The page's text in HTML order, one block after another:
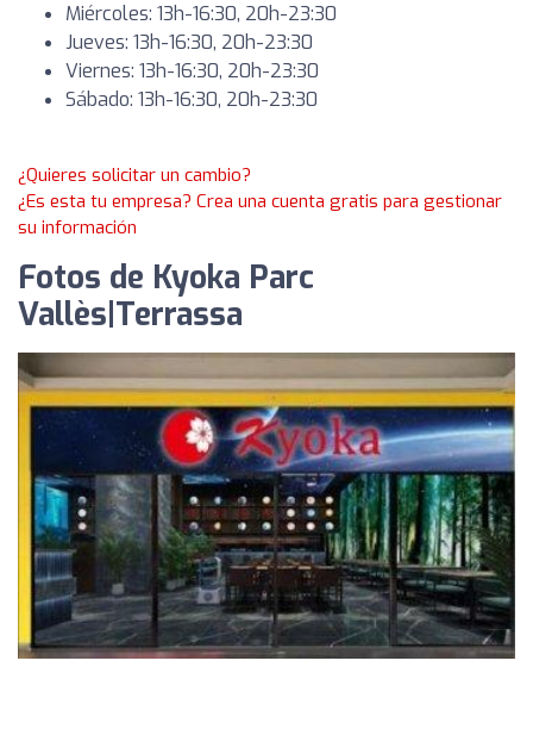
Miércoles: 13h-16:30, 20h-23:30
Jueves: 13h-16:30, 20h-23:30
Viernes: 13h-16:30, 20h-23:30
Sábado: 13h-16:30, 20h-23:30
¿Quieres solicitar un cambio?
¿Es esta tu empresa? Crea una cuenta gratis para gestionar
su información
Fotos de Kyoka Parc
Vallès|Terrassa